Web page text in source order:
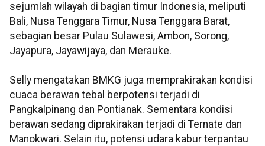
sejumlah wilayah di bagian timur Indonesia, meliputi
Bali, Nusa Tenggara Timur, Nusa Tenggara Barat,
sebagian besar Pulau Sulawesi, Ambon, Sorong,
Jayapura, Jayawijaya, dan Merauke.
Selly mengatakan BMKG juga memprakirakan kondisi
cuaca berawan tebal berpotensi terjadi di
Pangkalpinang dan Pontianak. Sementara kondisi
berawan sedang diprakirakan terjadi di Ternate dan
Manokwari. Selain itu, potensi udara kabur terpantau